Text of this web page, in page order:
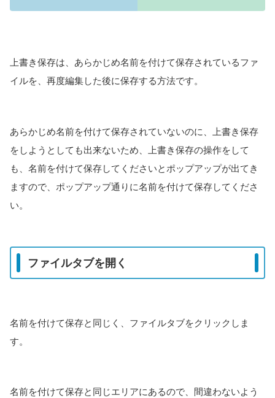
上書き保存は、あらかじめ名前を付けて保存されているファ
イルを、再度編集した後に保存する方法です。
あらかじめ名前を付けて保存されていないのに、上書き保存
をしようとしても出来ないため、上書き保存の操作をして
も、名前を付けて保存してくださいとポップアップが出てき
ますので、ポップアップ通りに名前を付けて保存してくださ
い。
ファイルタブを開く
名前を付けて保存と同じく、ファイルタブをクリックしま
す。
名前を付けて保存と同じエリアにあるので、間違わないよう